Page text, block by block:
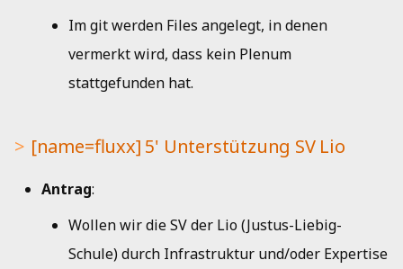
Im git werden Files angelegt, in denen
vermerkt wird, dass kein Plenum
stattgefunden hat.
[name=fluxx] 5' Unterstützung SV Lio
Antrag:
Wollen wir die SV der Lio (Justus-Liebig-
Schule) durch Infrastruktur und/oder Expertise